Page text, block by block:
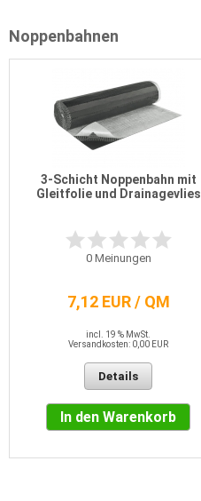
Noppenbahnen
3-Schicht Noppenbahn mit
Gleitfolie und Drainagevlies
0Meinungen
7,12 EUR / QM
incl. 19 % MwSt.
Versandkosten: 0,00 EUR
Details
In den Warenkorb